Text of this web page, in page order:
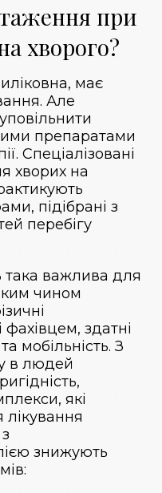
при
хворого?
має
Але
препаратами
Спеціалізовані
хворих на
підібрані з
перебігу
така важлива для
чином
здатні
мобільність. З
в людей
які
лікування
знижують